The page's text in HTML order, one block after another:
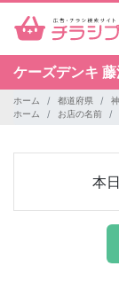
ケーズデンキ
ホーム 都道府県
ホーム
お店の名前
本